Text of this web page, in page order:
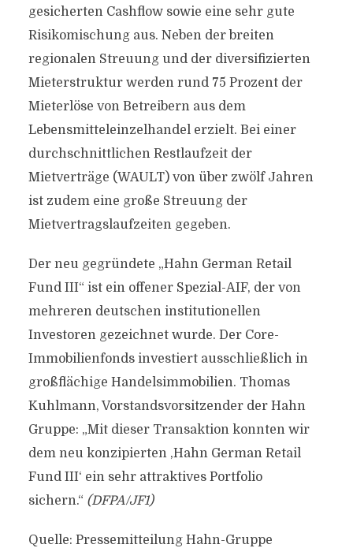
gesicherten Cashflow sowie eine sehr gute
Risikomischung aus. Neben der breiten
regionalen Streuung und der diversifizierten
Mieterstruktur werden rund 75 Prozent der
Mieterlöse von Betreibern aus dem
Lebensmitteleinzelhandel erzielt. Bei einer
durchschnittlichen Restlaufzeit der
Mietverträge (WAULT) von über zwölf Jahren
ist zudem eine große Streuung der
Mietvertragslaufzeiten gegeben.
Der neu gegründete „Hahn German Retail
Fund III“ ist ein offener Spezial-AIF, der von
mehreren deutschen institutionellen
Investoren gezeichnet wurde. Der Core-
Immobilienfonds investiert ausschließlich in
großflächige Handelsimmobilien. Thomas
Kuhlmann, Vorstandsvorsitzender der Hahn
Gruppe: „Mit dieser Transaktion konnten wir
dem neu konzipierten ,Hahn German Retail
Fund III‘ ein sehr attraktives Portfolio
sichern.“ (DFPA/JF1)
Quelle: Pressemitteilung Hahn-Gruppe